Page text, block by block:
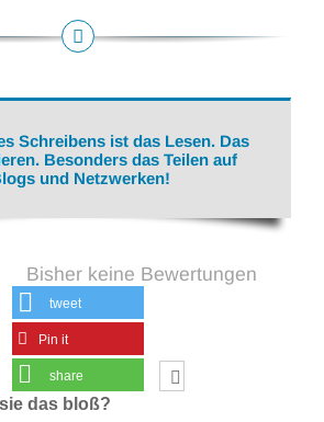
Schreibens ist das Lesen. Das
Besonders das Teilen auf
und Netzwerken!
Bisher keine Bewertungen
tweet
Pin it
share
das bloß?